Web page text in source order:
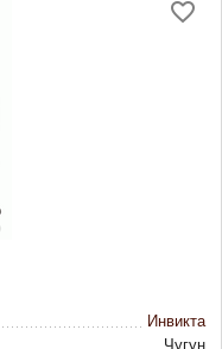
Инвикта
Чугун